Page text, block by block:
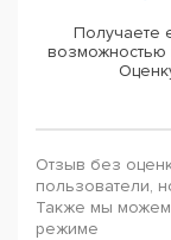
Получаете
возможностью
Отзыв без
пользователи,
Также мы можем
режиме